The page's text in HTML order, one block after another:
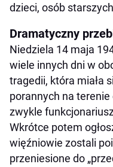
dzieci, osób
Dramatyczny
Niedziela 14 maja
wiele innych dni w
tragedii, która miała
porannych na
zwykle
Wkrótce potem
więźniowie zostali
przeniesione do